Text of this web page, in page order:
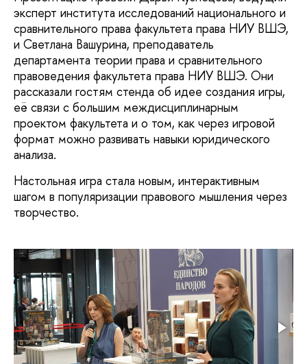
эксперт института исследований национального и
сравнительного права факультета права НИУ ВШЭ,
и Светлана Вашурина, преподаватель
департамента теории права и сравнительного
правоведения факультета права НИУ ВШЭ. Они
рассказали гостям стенда об идее создания игры,
её связи с большим междисциплинарным
проектом факультета и о том, как через игровой
формат можно развивать навыки юридического
анализа.
Настольная игра стала новым, интерактивным
шагом в популяризации правового мышления через
творчество.